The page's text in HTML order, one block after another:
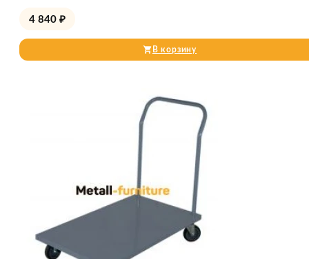
4 840 ₽
В корзину